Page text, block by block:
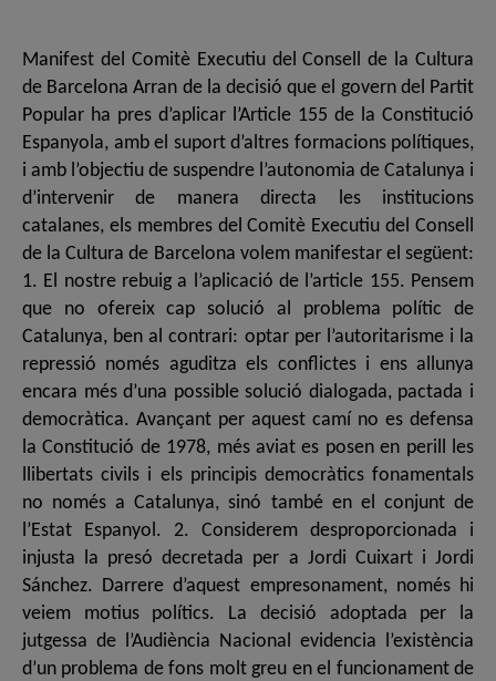
Manifest del Comitè Executiu del Consell de la Cultura
de Barcelona Arran de la decisió que el govern del Partit
Popular ha pres d’aplicar l’Article 155 de la Constitució
Espanyola, amb el suport d’altres formacions polítiques,
i amb l’objectiu de suspendre l’autonomia de Catalunya i
d’intervenir de manera directa les institucions
catalanes, els membres del Comitè Executiu del Consell
de la Cultura de Barcelona volem manifestar el següent:
1. El nostre rebuig a l’aplicació de l’article 155. Pensem
que no ofereix cap solució al problema polític de
Catalunya, ben al contrari: optar per l’autoritarisme i la
repressió només aguditza els conflictes i ens allunya
encara més d’una possible solució dialogada, pactada i
democràtica. Avançant per aquest camí no es defensa
la Constitució de 1978, més aviat es posen en perill les
llibertats civils i els principis democràtics fonamentals
no només a Catalunya, sinó també en el conjunt de
l’Estat Espanyol. 2. Considerem desproporcionada i
injusta la presó decretada per a Jordi Cuixart i Jordi
Sánchez. Darrere d’aquest empresonament, només hi
veiem motius polítics. La decisió adoptada per la
jutgessa de l’Audiència Nacional evidencia l’existència
d’un problema de fons molt greu en el funcionament de